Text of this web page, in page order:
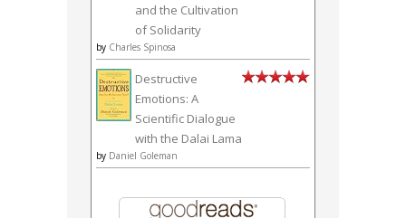
and the Cultivation
of Solidarity
by Charles Spinosa
Destructive
Emotions: A
Scientific Dialogue
with the Dalai Lama
by Daniel Goleman